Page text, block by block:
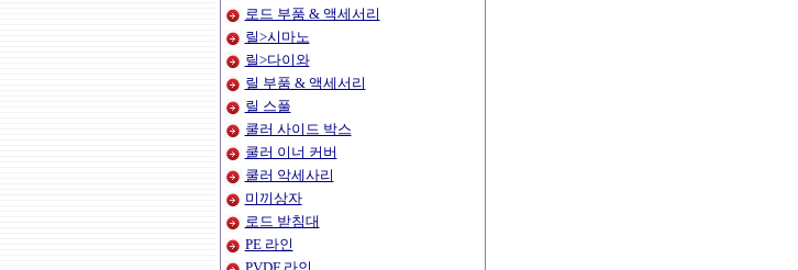
로드 부품 & 액세서리
릴>시마노
릴>다이와
릴 부품 & 액세서리
릴 스풀
쿨러 사이드 박스
쿨러 이너 커버
쿨러 악세사리
미끼상자
로드 받침대
PE 라인